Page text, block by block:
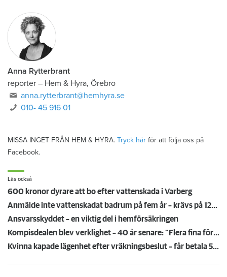
Anna Rytterbrant
reporter – Hem & Hyra, Örebro
anna.rytterbrant@hemhyra.se
010- 45 916 01
MISSA INGET FRÅN HEM & HYRA. Tryck här för att följa oss på
Facebook.
Läs också
600 kronor dyrare att bo efter vattenskada i Varberg
Anmälde inte vattenskadat badrum på fem år – krävs på 125 000 kronor
Ansvarsskyddet – en viktig del i hemförsäkringen
Kompisdealen blev verklighet – 40 år senare: "Flera fina fördelar med att dela bostad"
Kvinna kapade lägenhet efter vräkningsbeslut – får betala 50 000